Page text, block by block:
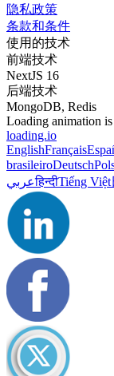
隐私政策
条款和条件
使用的技术
前端技术
NextJS 16
后端技术
MongoDB, Redis
Loading animation
loading.io
EnglishFrançais
brasileiroDeutsch
عربيहिन्दीTiếng Việt